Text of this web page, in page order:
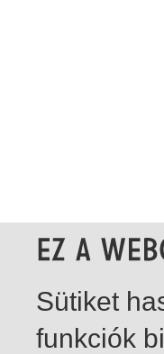
Sütiket
funkciók